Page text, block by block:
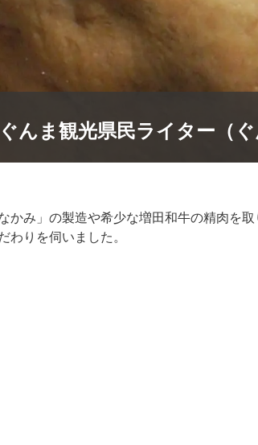
ま観光県民ライター（ぐ
み」の製造や希少な増田和牛の精肉を取
わりを伺いました。